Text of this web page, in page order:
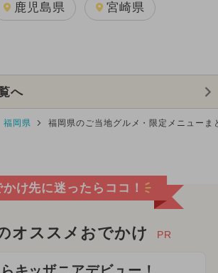
鹿児島県 宮崎県
へ
福岡県 福岡県のご当地グルメ・限定メニューま
かけ先に迷ったらココ！
オススメおでかけ PR